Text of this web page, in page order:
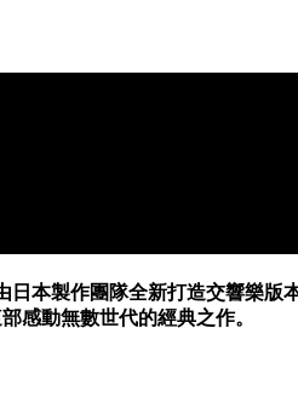
本製作團隊全新打造交響樂
感動無數世代的經典之作。